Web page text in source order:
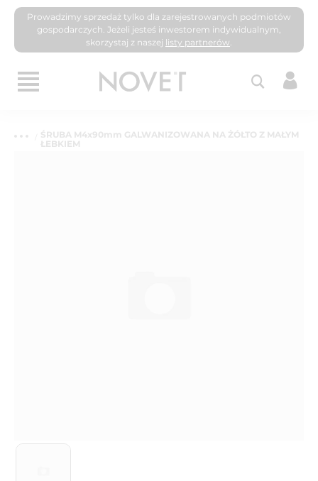
Prowadzimy sprzedaż tylko dla zarejestrowanych podmiotów
gospodarczych. Jeżeli jesteś inwestorem indywidualnym,
skorzystaj z naszej listy partnerów.
ŚRUBA M4x90mm GALWANIZOWANA NA ŻÓŁTO Z MAŁYM
ŁEBKIEM